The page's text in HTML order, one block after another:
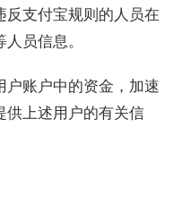
支付宝规则的人员在
员信息。
账户中的资金，加速
供上述用户的有关信